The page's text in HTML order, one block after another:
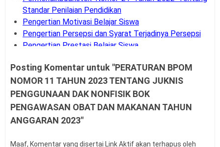
Standar Penilaian Pendidikan
Pengertian Motivasi Belajar Siswa
Pengertian Persepsi dan Syarat Terjadinya Persepsi
Pengertian Prestasi Belajar Siswa
Bank Soal UM-PTKIN Tahun Akademik 2026/2027
Pengertian dan Komponen Layanan BK
Panduan Cara Aktivasi MFA Pada SSO BKN
Buku Panduan Pembelajaran dan Asesmen RA, MI,
MTS, MA, MAK
Contoh Soal Penilaian Situasi Kerja Sederhana PPPK
Posting Komentar untuk "PERATURAN BPOM
NOMOR 11 TAHUN 2023 TENTANG JUKNIS
PENGGUNAAN DAK NONFISIK BOK
PENGAWASAN OBAT DAN MAKANAN TAHUN
ANGGARAN 2023"
Maaf, Komentar yang disertai Link Aktif akan terhapus oleh